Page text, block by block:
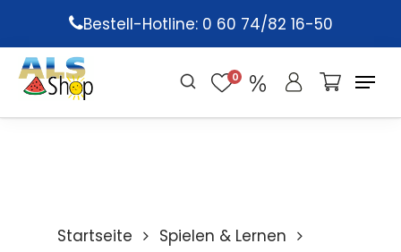
main
content
Bestell-Hotline: 0 60 74/82 16-50
0
Startseite
Spielen & Lernen